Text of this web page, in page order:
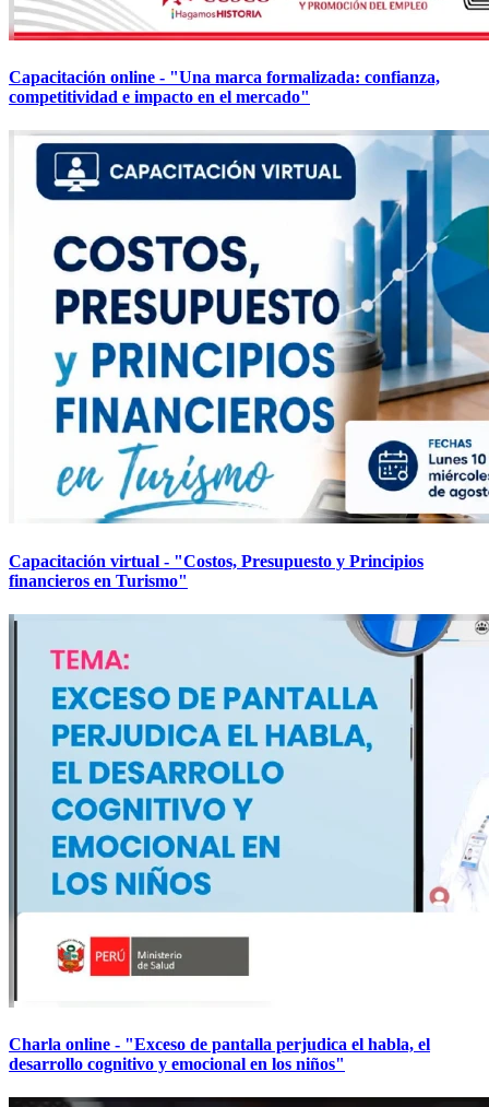
Capacitación online - "Una marca formalizada: confianza,
competitividad e impacto en el mercado"
Capacitación virtual - "Costos, Presupuesto y Principios
financieros en Turismo"
Charla online - "Exceso de pantalla perjudica el habla, el
desarrollo cognitivo y emocional en los niños"